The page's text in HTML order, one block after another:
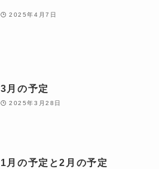
2025年4月7日
3月の予定
2025年3月28日
1月の予定と2月の予定